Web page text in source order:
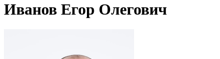
Иванов Егор Олегович